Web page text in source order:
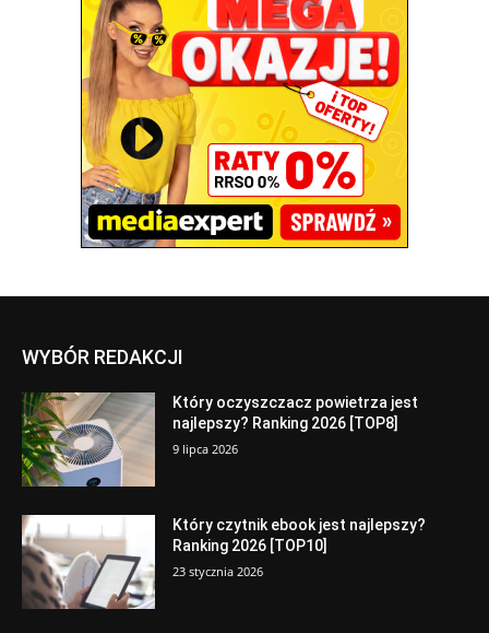
WYBÓR REDAKCJI
Który oczyszczacz powietrza jest
najlepszy? Ranking 2026 [TOP8]
9 lipca 2026
Który czytnik ebook jest najlepszy?
Ranking 2026 [TOP10]
23 stycznia 2026